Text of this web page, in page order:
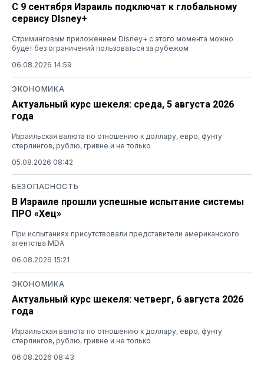
С 9 сентября Израиль подключат к глобальному
сервису DIsney+
Стриминговым приложением Disney+ с этого момента можно
будет без ограничений пользоваться за рубежом
06.08.2026 14:59
ЭКОНОМИКА
Актуальный курс шекеля: среда, 5 августа 2026
года
Израильская валюта по отношению к доллару, евро, фунту
стерлингов, рублю, гривне и не только
05.08.2026 08:42
БЕЗОПАСНОСТЬ
В Израиле прошли успешные испытание системы
ПРО «Хец»
При испытаниях присутствовали представители американского
агентства MDA
06.08.2026 15:21
ЭКОНОМИКА
Актуальный курс шекеля: четверг, 6 августа 2026
года
Израильская валюта по отношению к доллару, евро, фунту
стерлингов, рублю, гривне и не только
06.08.2026 08:43